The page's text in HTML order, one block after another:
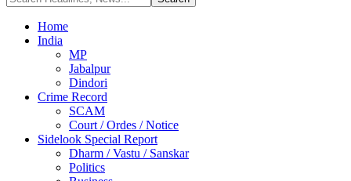
Home
India
MP
Jabalpur
Dindori
Crime Record
SCAM
Court / Ordes / Notice
Sidelook Special Report
Dharm / Vastu / Sanskar
Politics